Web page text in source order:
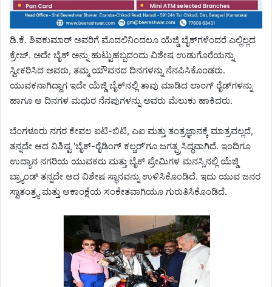
ಡಿ.ಕೆ. ಶಿವಕುಮಾರ್ ಅವರಿಗೆ ಮೊದಲಿನಿಂದಲೂ ಯೆಜ್ಡಿ ಬೈಕ್‌ಗಳೆಂದರೆ ಎಲ್ಲಿಲ್ಲದ
ಕ್ರೇಜ್‌. ಅದೇ ಬೈಕ್‌ ಅನ್ನು ಹುಟ್ಟುಹಬ್ಬದಂದು ವಿಶೇಷ ಉಡುಗೊರೆಯನ್ನು
ಸ್ವೀಕರಿಸಿದ ಅವರು, ತಮ್ಮ ಯೌವನದ ದಿನಗಳನ್ನು ನೆನಪಿಸಿಕೊಂಡರು.
ಯುವಕನಾಗಿದ್ದಾಗ ಇದೇ ಯೆಜ್ಡಿ ಬೈಕ್‌ನಲ್ಲಿ ತಾವು ಮಾಡಿದ ಲಾಂಗ್ ರೈಡ್‌ಗಳನ್ನು
ಹಾಗೂ ಆ ದಿನಗಳ ಮಧುರ ನೆನಪುಗಳನ್ನು ಅವರು ಮೆಲುಕು ಹಾಕಿದರು.
ಬೆಂಗಳೂರು ನಗರ ಕೇವಲ ಐಟಿ-ಬಿಟಿ, ಎಐ ಮತ್ತು ತಂತ್ರಜ್ಞಾನಕ್ಕೆ ಮಾತ್ರವಲ್ಲದೆ,
ತನ್ನದೇ ಆದ ವಿಶಿಷ್ಟ ‘ಬೈಕ್-ರೈಡಿಂಗ್ ಕಲ್ಚರ್’ಗೂ ಜಗತ್ಪ್ರಸಿದ್ಧವಾಗಿದೆ. ಇಂದಿಗೂ
ಉದ್ಯಾನ ನಗರಿಯ ಯುವಕರು ಮತ್ತು ಬೈಕ್ ಪ್ರೇಮಿಗಳ ಮನಸ್ಸಿನಲ್ಲಿ ಯೆಜ್ಡಿ
ಬ್ರ್ಯಾಂಡ್ ತನ್ನದೇ ಆದ ವಿಶೇಷ ಸ್ಥಾನವನ್ನು ಉಳಿಸಿಕೊಂಡಿದೆ. ಇದು ಯುವ ಜನರ
ಸ್ವಾತಂತ್ರ್ಯ ಮತ್ತು ಆಕಾಂಕ್ಷೆಯ ಸಂಕೇತವಾಗಿಯೂ ಗುರುತಿಸಿಕೊಂಡಿದೆ.